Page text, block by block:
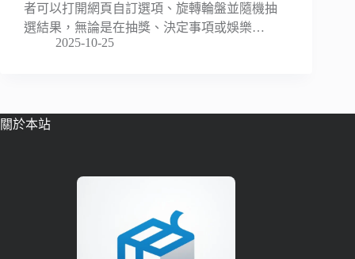
者可以打開網頁自訂選項、旋轉輪盤並隨機抽
選結果，無論是在抽獎、決定事項或娛樂…
2025-10-25
關於本站